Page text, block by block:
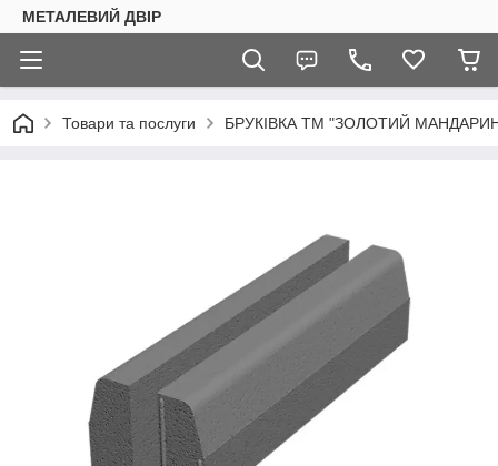
МЕТАЛЕВИЙ ДВІР
Товари та послуги БРУКІВКА ТМ "ЗОЛОТИЙ